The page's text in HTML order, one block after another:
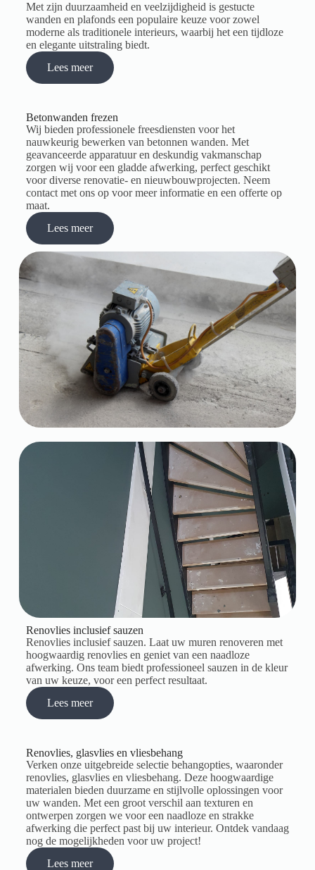
Met zijn duurzaamheid en veelzijdigheid is gestucte
wanden en plafonds een populaire keuze voor zowel
moderne als traditionele interieurs, waarbij het een tijdloze
en elegante uitstraling biedt.
Lees meer
Betonwanden frezen
Wij bieden professionele freesdiensten voor het
nauwkeurig bewerken van betonnen wanden. Met
geavanceerde apparatuur en deskundig vakmanschap
zorgen wij voor een gladde afwerking, perfect geschikt
voor diverse renovatie- en nieuwbouwprojecten. Neem
contact met ons op voor meer informatie en een offerte op
maat.
Lees meer
Renovlies inclusief sauzen
Renovlies inclusief sauzen. Laat uw muren renoveren met
hoogwaardig renovlies en geniet van een naadloze
afwerking. Ons team biedt professioneel sauzen in de kleur
van uw keuze, voor een perfect resultaat.
Lees meer
Renovlies, glasvlies en vliesbehang
Verken onze uitgebreide selectie behangopties, waaronder
renovlies, glasvlies en vliesbehang. Deze hoogwaardige
materialen bieden duurzame en stijlvolle oplossingen voor
uw wanden. Met een groot verschil aan texturen en
ontwerpen zorgen we voor een naadloze en strakke
afwerking die perfect past bij uw interieur. Ontdek vandaag
nog de mogelijkheden voor uw project!
Lees meer